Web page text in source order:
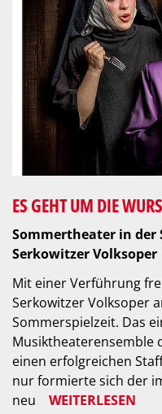
ES GEHT UM DIE
Sommertheater in der
Serkowitzer Volksoper
Mit einer Verführung
Serkowitzer Volksoper
Sommerspielzeit. Das
Musiktheaterensemble
einen erfolgreichen
nur formierte sich der
neu
WEITERLESEN